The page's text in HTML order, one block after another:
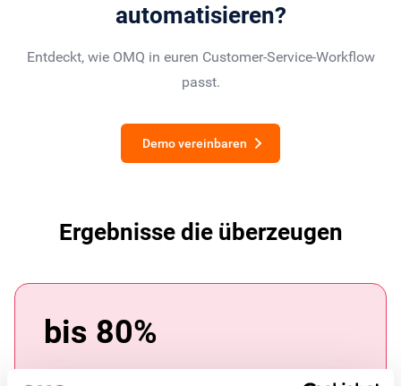
automatisieren?
Entdeckt, wie OMQ in euren Customer-Service-Workflow
passt.
Demo vereinbaren
Ergebnisse die überzeugen
bis 80%